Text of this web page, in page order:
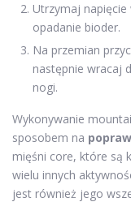
Utrzymaj
opadanie bioder.
Na przemian
następnie wracaj
nogi.
Wykonywanie
sposobem na
mięśni core, które są
wielu innych
jest również jego